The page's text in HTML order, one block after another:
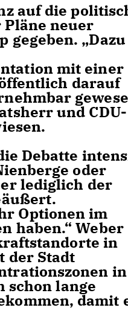
auf die
neuer
„Dazu
mit einer
darauf
und CDU-
Debatte
oder
lediglich der
Optionen im
haben.“ Weber
in
der Stadt
in
schon lange
damit